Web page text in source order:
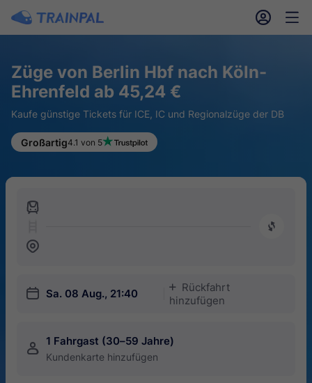
󱎓 󱒨
Züge von Berlin Hbf nach Köln-
Ehrenfeld ab 45,24 €
Kaufe günstige Tickets für ICE, IC und Regionalzüge der DB
Großartig4.1 von 5
󱍉
󰿠
󱒣
󱎗 Sa. 08 Aug., 21:40
󱅇
Rückfahrt
hinzufügen
󱍂 1 Fahrgast (30–59 Jahre)
Kundenkarte hinzufügen